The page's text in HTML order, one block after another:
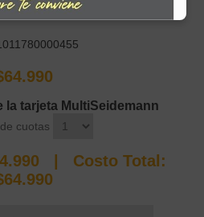
En stock
la tarjeta MultiSeidemann
cuotas
| Costo Total: